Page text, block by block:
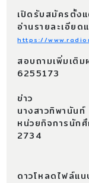
เปิดรับสมัครตั้ง
อ่านรายละเอีย
https://
สอบถามเพิ่มเ
6255173
ข่าว
นางสาวทิพานัน
หน่วยกิจการนัก
2734
ดาวโหลดไฟล์แน